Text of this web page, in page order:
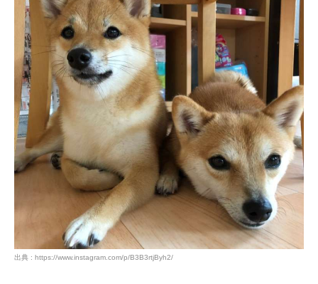
出典 : https://www.instagram.com/p/B3B3rtjByh2/